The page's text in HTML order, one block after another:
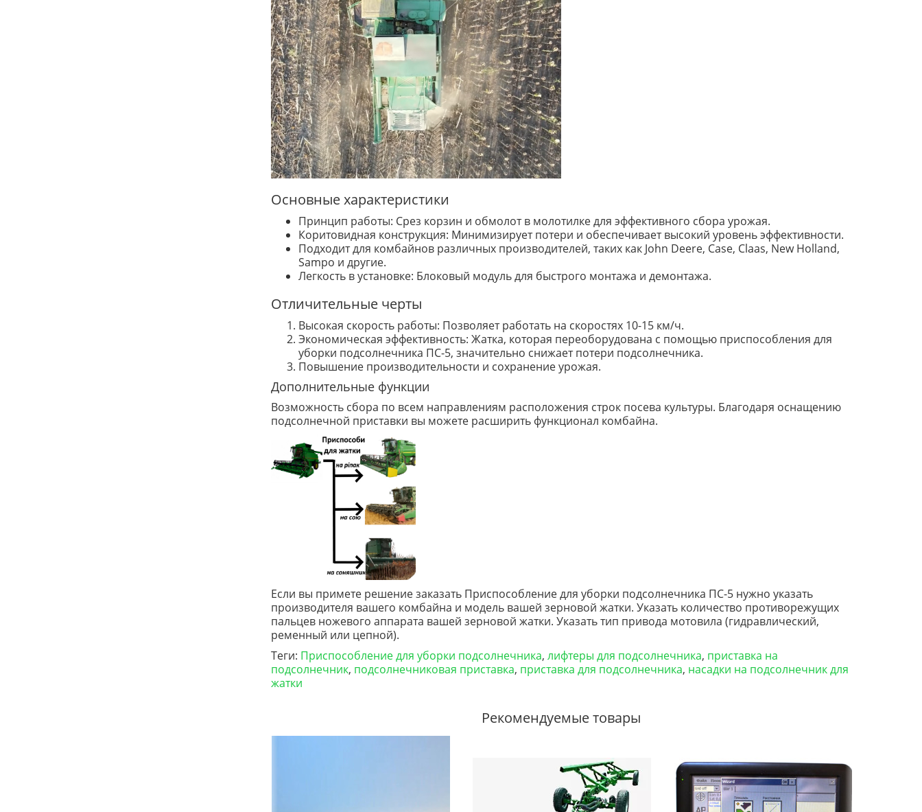
Основные характеристики
Принцип работы: Срез корзин и обмолот в молотилке для эффективного сбора урожая.
Коритовидная конструкция: Минимизирует потери и обеспечивает высокий уровень эффективности.
Подходит для комбайнов различных производителей, таких как John Deere, Case, Claas, New Holland,
Sampo и другие.
Легкость в установке: Блоковый модуль для быстрого монтажа и демонтажа.
Отличительные черты
Высокая скорость работы: Позволяет работать на скоростях 10-15 км/ч.
Экономическая эффективность: Жатка, которая переоборудована с помощью приспособления для
уборки подсолнечника ПС-5, значительно снижает потери подсолнечника.
Повышение производительности и сохранение урожая.
Дополнительные функции
Возможность сбора по всем направлениям расположения строк посева культуры. Благодаря оснащению
подсолнечной приставки вы можете расширить функционал комбайна.
Если вы примете решение заказать Приспособление для уборки подсолнечника ПС-5 нужно указать
производителя вашего комбайна и модель вашей зерновой жатки. Указать количество противорежущих
пальцев ножевого аппарата вашей зерновой жатки. Указать тип привода мотовила (гидравлический,
ременный или цепной).
Теги: Приспособление для уборки подсолнечника, лифтеры для подсолнечника, приставка на
подсолнечник, подсолнечниковая приставка, приставка для подсолнечника, насадки на подсолнечник для
жатки
Рекомендуемые товары